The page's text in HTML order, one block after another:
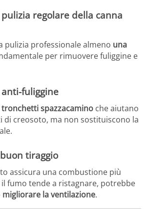
regolare della canna
pulizia professionale almeno una
per rimuovere fuliggine e
fuliggine
spazzacamino che aiutano
di creosoto, ma non sostituiscono la
tiraggio
assicura una combustione più
fumo tende a ristagnare, potrebbe
migliorare la ventilazione.